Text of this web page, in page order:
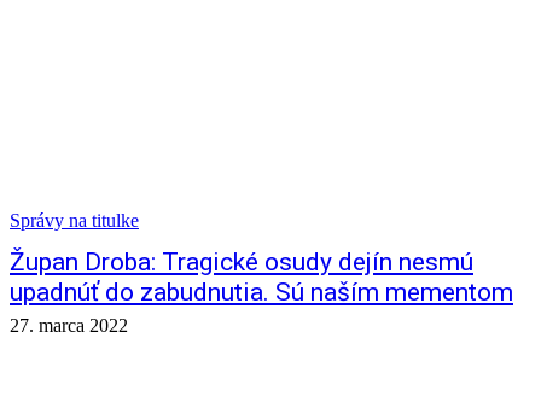
Správy na titulke
Župan Droba: Tragické osudy dejín nesmú
upadnúť do zabudnutia. Sú naším mementom
27. marca 2022